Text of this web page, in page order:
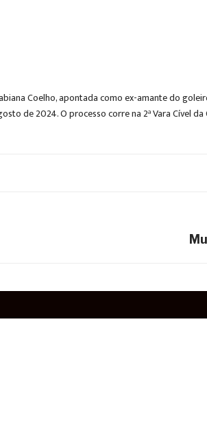
Coelho, apontada como ex-amante do
de 2024. O processo corre na 2ª Vara Cível da